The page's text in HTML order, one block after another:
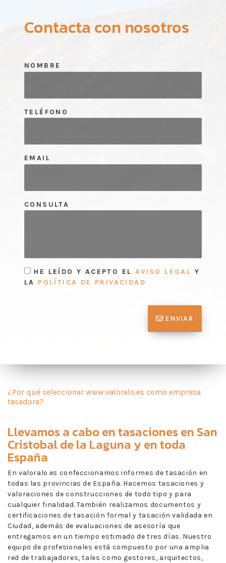
Contacta con nosotros
NOMBRE
TELÉFONO
EMAIL
CONSULTA
HE LEÍDO Y ACEPTO EL AVISO LEGAL Y
LA POLÍTICA DE PRIVACIDAD
ENVIAR
¿Por qué seleccionar www.valoralo.es como empresa
tasadora?
Llevamos a cabo entasaciones en San
Cristobal de la Laguna y en toda
España
En valoralo.es confeccionamos informes de tasación en
todas las provincias de España. Hacemos tasaciones y
valoraciones de construcciones de todo tipo y para
cualquier finalidad. También realizamos documentos y
certificaciones de tasación formal y tasación validada en
Ciudad, además de evaluaciones de asesoría que
entregamos en un tiempo estimado de tres días. Nuestro
equipo de profesionales está compuesto por una amplia
red de trabajadores, tales como gestores, arquitectos,